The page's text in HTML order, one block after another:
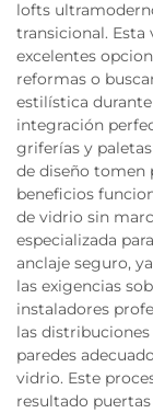
lofts
transicional. Esta
excelentes
reformas o
estilística
integración
griferías y
de diseño
beneficios
de vidrio sin
especializada
anclaje seguro,
las exigencias
instaladores
las
paredes
vidrio. Este
resultado